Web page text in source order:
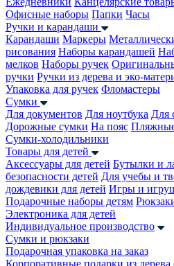
Офисные наборы Папки Часы
Ручки и карандаши
Карандаши Маркеры
рисования Наборы карандашей
мелков Наборы ручек
ручки Ручки из дерева и эко-
Упаковка для ручек Фломастеры
Сумки
Для документов Для ноутбука Для
Дорожные сумки На пояс
Сумки-холодильники
Товары для детей
Аксессуары для детей Бутылки и
безопасности детей Для учебы и
дождевики для детей Игры и
Подарочные наборы детям
Электроника для детей
Индивидуальное производство
Сумки и рюкзаки
Подарочная упаковка на заказ
Корпоративные подарки из дерева